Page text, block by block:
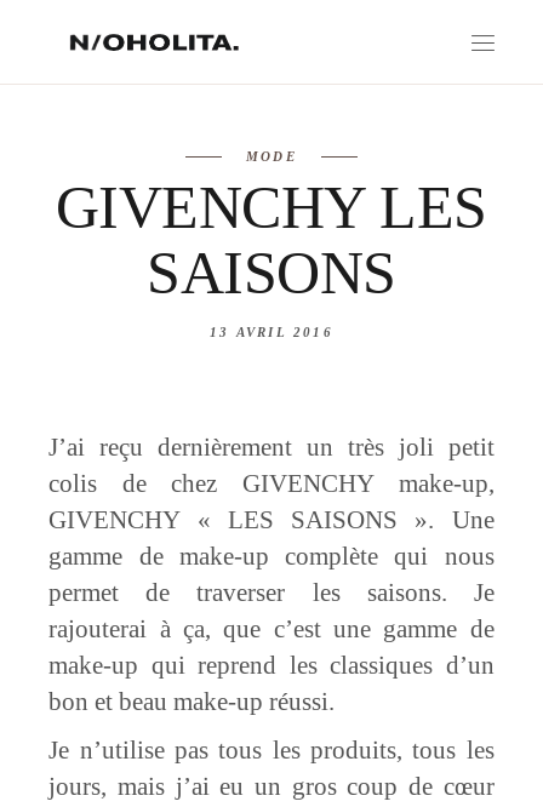
MODE
GIVENCHY LES
SAISONS
13 AVRIL 2016
J’ai reçu dernièrement un très joli petit
colis de chez GIVENCHY make-up,
GIVENCHY « LES SAISONS ». Une
gamme de make-up complète qui nous
permet de traverser les saisons. Je
rajouterai à ça, que c’est une gamme de
make-up qui reprend les classiques d’un
bon et beau make-up réussi.
Je n’utilise pas tous les produits, tous les
jours, mais j’ai eu un gros coup de cœur